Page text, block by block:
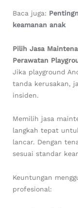
Baca juga:
keamanan anak
Pilih Jasa
Perawatan
Jika playground
tanda kerusakan,
insiden.
Memilih jasa
langkah tepat
lancar. Dengan
sesuai standar
Keuntungan
profesional: